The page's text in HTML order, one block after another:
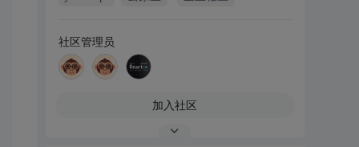
社区管理员
加入社区